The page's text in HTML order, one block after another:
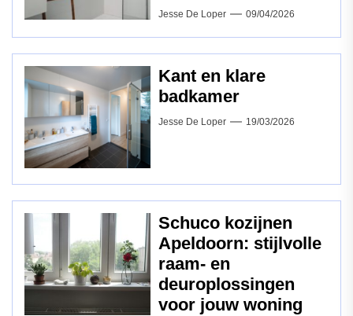
Jesse De Loper 09/04/2026
Kant en klare
badkamer
Jesse De Loper 19/03/2026
Schuco kozijnen
Apeldoorn: stijlvolle
raam‑ en
deuroplossingen
voor jouw woning